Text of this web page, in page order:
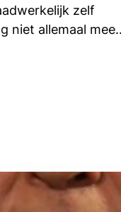
zelf
niet allemaal meer